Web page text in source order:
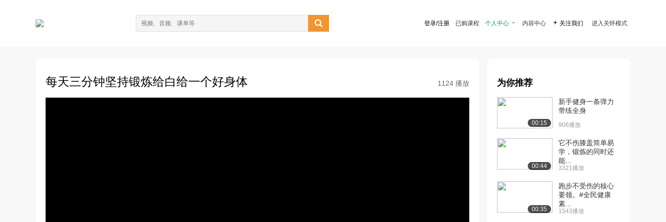
 登录/注册 已购课程 个人中心  内容中心  关注我们 进入关怀模式
每天三分钟坚持锻炼给白给一个好身体 1124 播放 为你推荐
00:15
新手健身一条弹力
带练全身
906播放
00:44
它不伤膝盖简单易
学，锻炼的同时还
能...
3321播放
00:35
跑步不受伤的核心
要领。#全民健康
素...
1543播放